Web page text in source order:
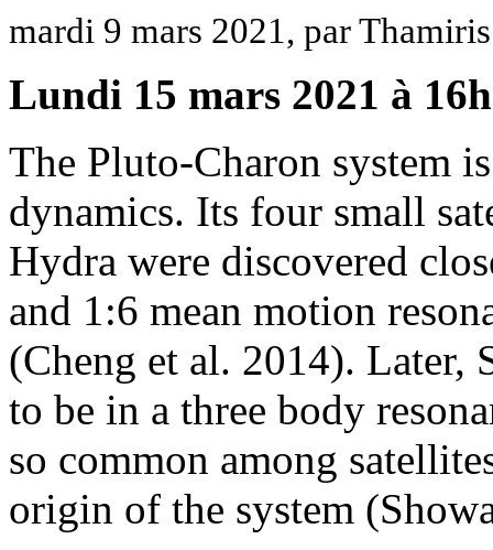
mardi 9 mars 2021, par
Lundi 15 mars 2021 à
The Pluto-Charon system
dynamics. Its four small
Hydra were discovered
and 1:6 mean motion
(Cheng et al. 2014).
to be in a three body
so common among
origin of the system